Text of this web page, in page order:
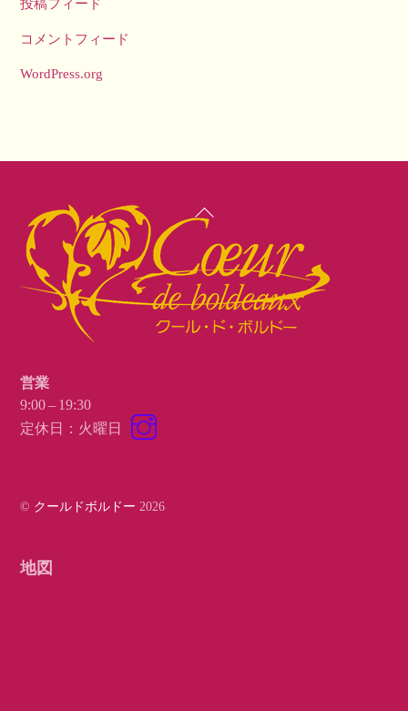
投稿フィード
コメントフィード
WordPress.org
Back
To
Top
営業
9:00 – 19:30
定休日：火曜日
© クールドボルドー 2026
地図